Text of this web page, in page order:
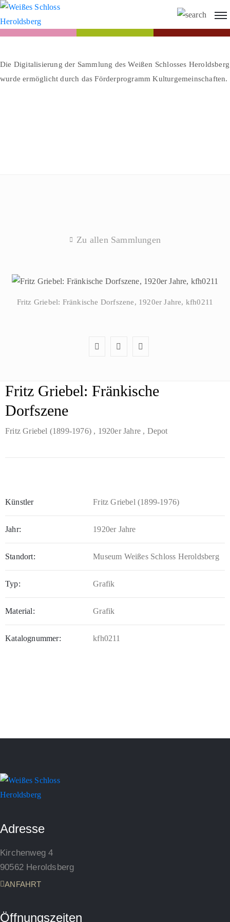
Die Digitalisierung der Sammlung des Weißen Schlosses Heroldsberg
wurde ermöglicht durch das Förderprogramm Kulturgemeinschaften.
Zu allen Sammlungen
Fritz Griebel: Fränkische Dorfszene, 1920er Jahre, kfh0211
Fritz Griebel: Fränkische
Dorfszene
Fritz Griebel (1899-1976) , 1920er Jahre , Depot
Künstler Fritz Griebel (1899-1976)
Jahr: 1920er Jahre
Standort: Museum Weißes Schloss Heroldsberg
Typ: Grafik
Material: Grafik
Katalognummer: kfh0211
Adresse
Kirchenweg 4
90562 Heroldsberg
ANFAHRT
Öffnungszeiten